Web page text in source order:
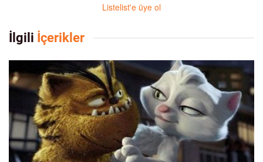
Listelist'e üye ol
İlgili İçerikler